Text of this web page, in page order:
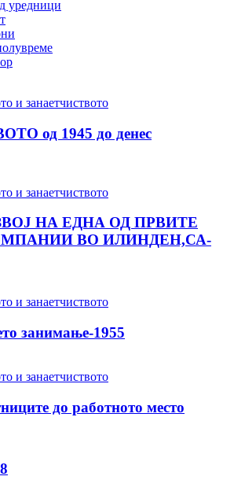
уредници
и занаетчиството
од 1945 до денес
и занаетчиството
НА ЕДНА ОД ПРВИТЕ
ВО ИЛИНДЕН,СА-
и занаетчиството
занимање-1955
и занаетчиството
до работното место